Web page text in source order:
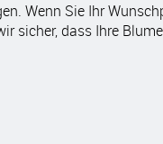
Wenn Sie Ihr
sicher, dass Ihre